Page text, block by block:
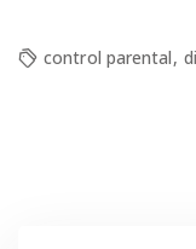
control parental,